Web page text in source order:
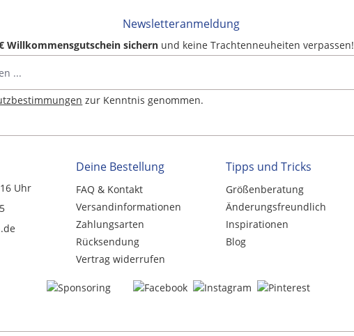
Newsletteranmeldung
Willkommensgutschein sichern und keine Trachtenneuheiten verpassen!
zur Kenntnis genommen.
Uhr
Deine Bestellung
FAQ & Kontakt
Versandinformationen
Zahlungsarten
Rücksendung
Vertrag widerrufen
Tipps und Tricks
Größenberatung
Änderungsfreundlich
Inspirationen
Blog